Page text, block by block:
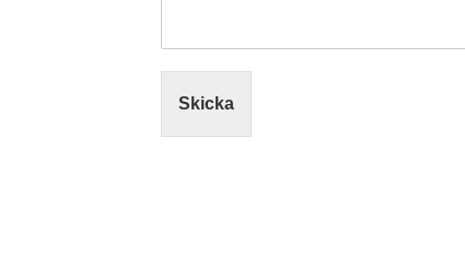
Skicka